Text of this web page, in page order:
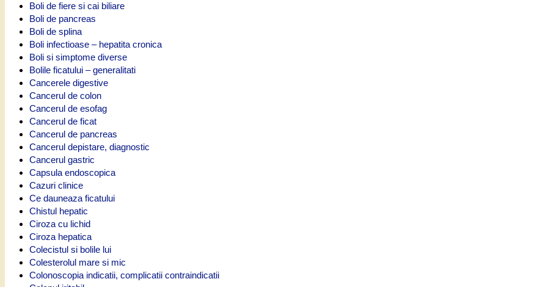
Boli de fiere si cai biliare
Boli de pancreas
Boli de splina
Boli infectioase – hepatita cronica
Boli si simptome diverse
Bolile ficatului – generalitati
Cancerele digestive
Cancerul de colon
Cancerul de esofag
Cancerul de ficat
Cancerul de pancreas
Cancerul depistare, diagnostic
Cancerul gastric
Capsula endoscopica
Cazuri clinice
Ce dauneaza ficatului
Chistul hepatic
Ciroza cu lichid
Ciroza hepatica
Colecistul si bolile lui
Colesterolul mare si mic
Colonoscopia indicatii, complicatii contraindicatii